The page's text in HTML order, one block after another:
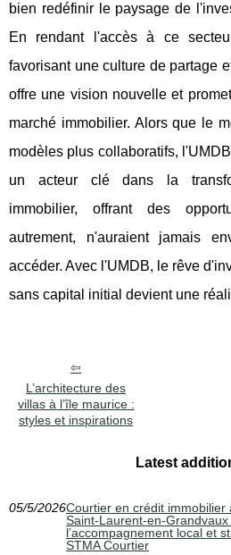
bien redéfinir le paysage de
En rendant l'accès à ce
favorisant une culture de partage
offre une vision nouvelle et
marché immobilier. Alors que le
modèles plus collaboratifs,
un acteur clé dans la
immobilier, offrant des
autrement, n'auraient jamais
accéder. Avec l'UMDB, le rêve
sans capital initial devient une
L’architecture des
villas à l’île maurice :
styles et inspirations
Latest
05/5/2026Courtier en crédit immobilier
Saint‑Laurent‑en‑Grandvaux
l’accompagnement local et
STMA Courtier